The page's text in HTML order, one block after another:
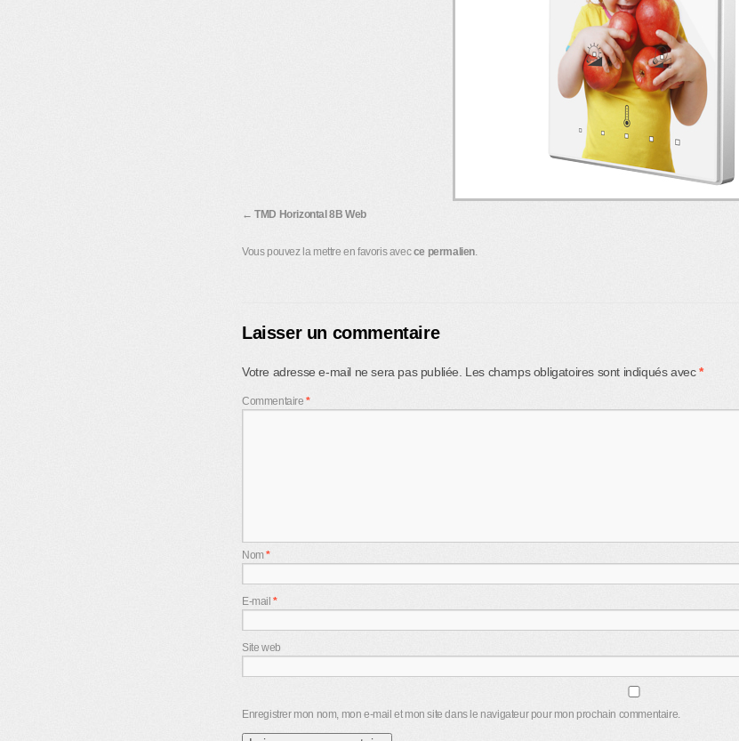
TMD Horizontal 8B Web
Vous pouvez la mettre en favoris avecce permalien.
Laisser un commentaire
Votre adresse e-mail ne sera pas publiée. Les champs obligatoires sont indiqués avec*
Commentaire*
Nom*
E-mail*
Site web
Enregistrer mon nom, mon e-mail et mon site dans le navigateur pour mon prochain commentaire.